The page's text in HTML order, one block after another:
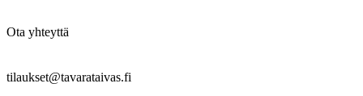
Ota yhteyttä
tilaukset@tavarataivas.fi